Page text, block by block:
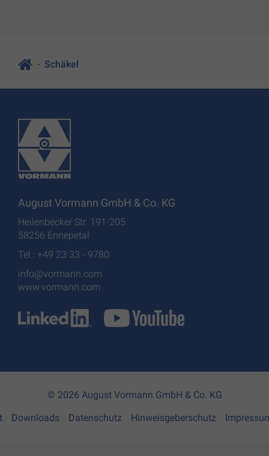
Schäkel
August Vormann GmbH & Co. KG
Heilenbecker Str. 191-205
58256 Ennepetal
Tel.: +49 23 33 - 9780
info@vormann.com
www.vormann.com
© 2026 August Vormann GmbH & Co. KG
Downloads Datenschutz Hinweisgeberschutz